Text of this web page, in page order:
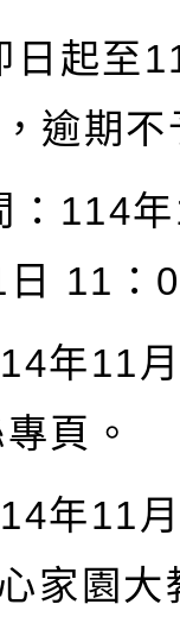
日起至
逾期不
：114
11：
年11
頁。
年11
家園大